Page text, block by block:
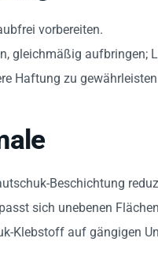
vorbereiten.
gleichmäßig aufbringen;
Haftung zu gewährleisten.
Beschichtung
sich unebenen
Klebstoff auf gängigen